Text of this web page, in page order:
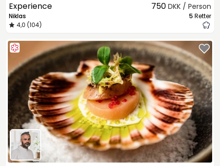
Experience
Niklas
4,0 (104)
750 DKK / Person
5 Retter